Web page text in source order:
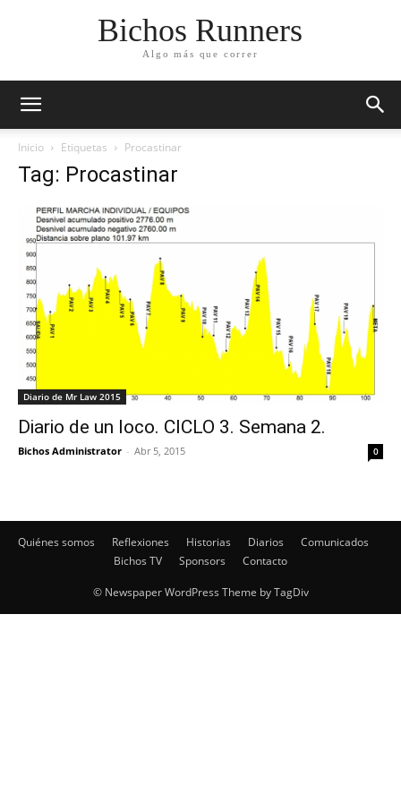
Bichos Runners
Algo más que correr
Inicio Etiquetas Procastinar
Tag: Procastinar
Diario de Mr Law 2015
Diario de un loco. CICLO 3. Semana 2.
Bichos Administrator - Abr 5, 2015 0
Quiénes somos Reflexiones Historias Diarios
Comunicados
Bichos TV
Sponsors Contacto
© Newspaper WordPress Theme by TagDiv